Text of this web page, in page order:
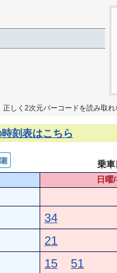
しく2次元バーコードを読み取れ
刻表はこちら
乗車
日曜
34
21
15 51